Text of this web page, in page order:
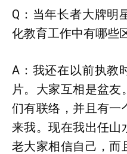
Q：当年长者大牌明
化教育工作中有哪些
A：我还在以前执教
片。大家互相是盆友
们有联络，并且有一
来我。现在我出任山
老大家相信自己，而